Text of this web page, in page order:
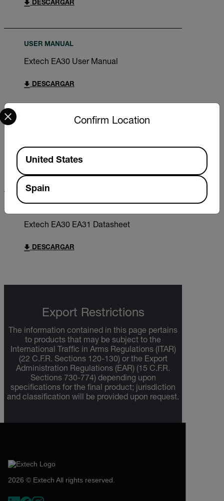
DESCARGAR
USER MANUAL
Extech EA30 User Manual
DESCARGAR
Extech EA30 EA31 Datasheet
DESCARGAR
Export Restrictions
The information contained in this page pertains
to products that may be subject to the
International Traffic in Arms Regulations (ITAR)
(22 C.F.R. Sections 120-130) or the Export
Administration Regulations (EAR) (15 C.F.R.
Sections 730-774) depending upon
specifications for the final product; jurisdiction
and classification will be provided upon request.
2026 © Extech All rights reserved.
Confirm Location
Select your preferred country and language from the
Available Locations
United States
Spain